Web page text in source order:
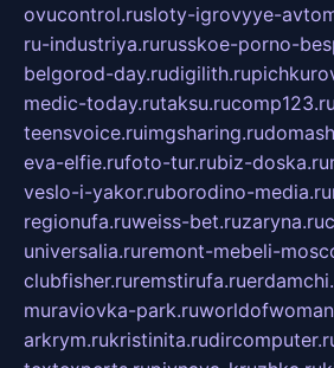
ovucontrol.rusloty-igrovyye-
ru-industriya.rurusskoe-porno-
belgorod-day.rudigilith.ru
medic-today.rutaksu.rucomp123.ru
teensvoice.ruimgsharing.ru
eva-elfie.rufoto-tur.rubiz-doska.ru
veslo-i-yakor.ruborodino-media.ru
regionufa.ruweiss-bet.ruzaryna.ru
universalia.ruremont-mebeli-
clubfisher.ruremstirufa.ru
muraviovka-park.ru
arkrym.rukristinita.ru